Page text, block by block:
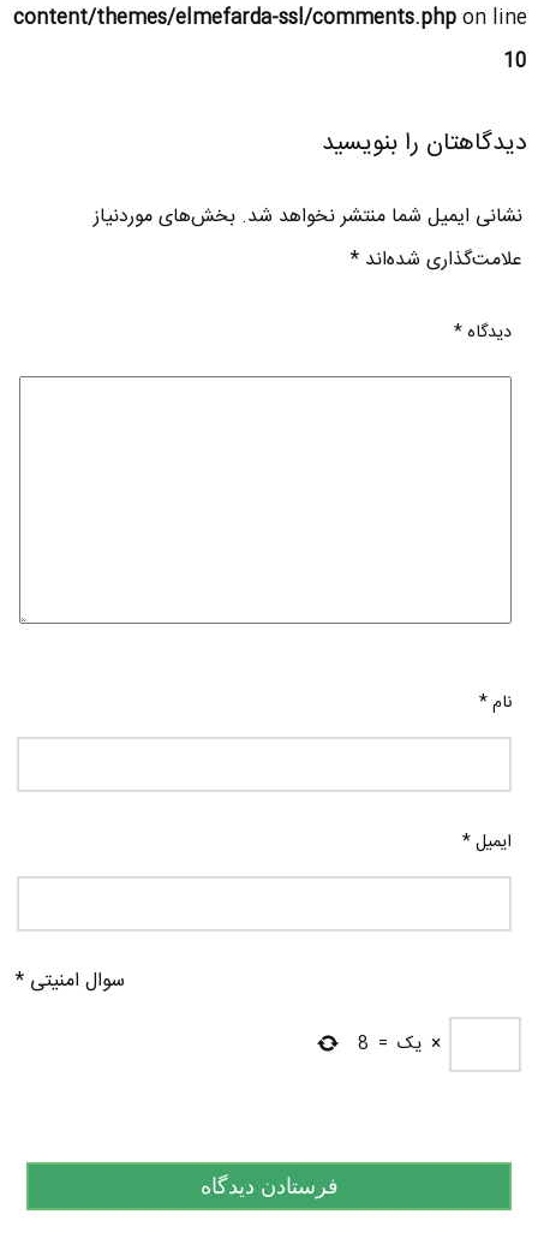
content/themes/elmefarda-ssl/comments.phpon line
10
دیدگاهتان را بنویسید
نشانی ایمیل شما منتشر نخواهد شد. بخش‌های موردنیاز
علامت‌گذاری شده‌اند*
دیدگاه*
نام*
ایمیل*
سوال امنیتی *
× یک =
8